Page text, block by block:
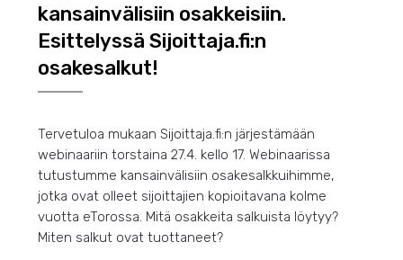
kansainvälisiin osakkeisiin.
Esittelyssä Sijoittaja.fi:n
osakesalkut!
Tervetuloa mukaan Sijoittaja.fi:n järjestämään
webinaariin torstaina 27.4. kello 17. Webinaarissa
tutustumme kansainvälisiin osakesalkkuihimme,
jotka ovat olleet sijoittajien kopioitavana kolme
vuotta eTorossa. Mitä osakkeita salkuista löytyy?
Miten salkut ovat tuottaneet?